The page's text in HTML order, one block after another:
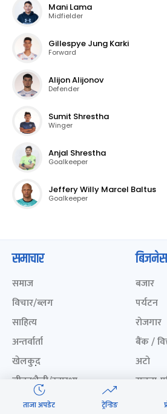
Mani Lama
Midfielder
Gillespye Jung Karki
Forward
Alijon Alijonov
Defender
Sumit Shrestha
Winger
Anjal Shrestha
Goalkeeper
Jeffery Willy Marcel Baltus
Goalkeeper
ताजा अपडेट ट्रेन्डिङ
समाचार
समाज
विचार/ब्लग
साहित्य
अन्तर्वार्ता
खेलकुद़़
जीवनशैली/स्वास्थ्य
प्रवास
बिजनेस
बजार
पर्यटन
रोजगार
बैंक /
अटो
सूचना-